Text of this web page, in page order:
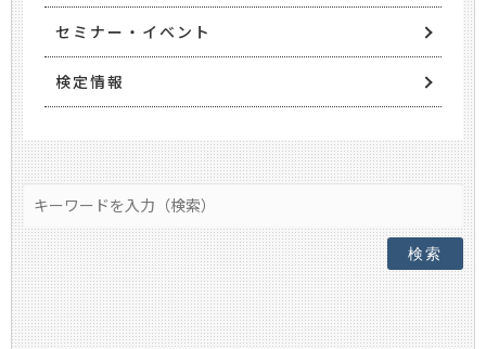
セミナー・イベント
検定情報
検索